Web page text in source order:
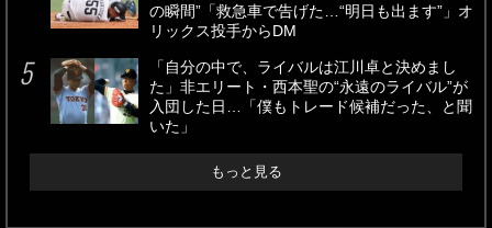
の瞬間”「救急車で告げた…“明日も出ます”」オ
リックス投手からDM
「自分の中で、ライバルは江川卓と決めまし
た」非エリート・西本聖の“永遠のライバル”が
入団した日…「僕もトレード候補だった、と聞
いた」
もっと見る